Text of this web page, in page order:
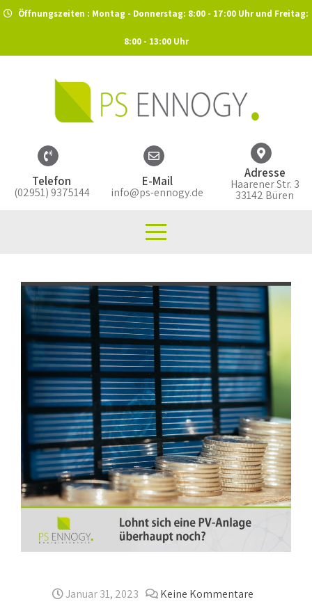
Öffnungszeiten : Montag - Donnerstag: 8:00 - 17:00 Uhr und Freitag:
8:00 - 13:00 Uhr
Telefon
(02951) 9375144
E-Mail
info@ps-ennogy.de
Adresse
Haarener Str. 3
33142 Büren
Januar 31, 2023
Keine Kommentare